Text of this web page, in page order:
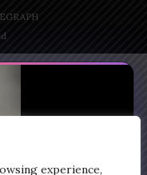
experience,